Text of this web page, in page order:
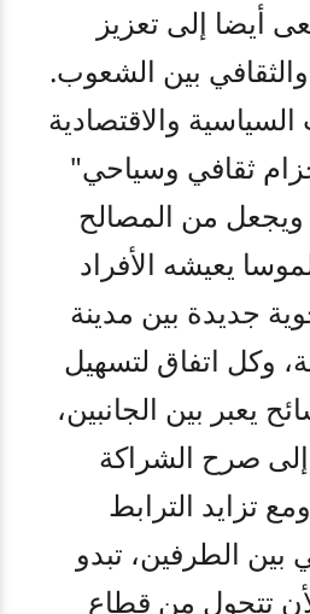
أيضا إلى تعزيز
بين الشعوب.
والاقتصادية
ثقافي وسياحي"
ويجعل من المصالح
يعيشه الأفراد
جديدة بين مدينة
وكل اتفاق لتسهيل
يعبر بين الجانبين،
صرح الشراكة
تزايد الترابط
بين الطرفين، تبدو
تتحول من قطاع